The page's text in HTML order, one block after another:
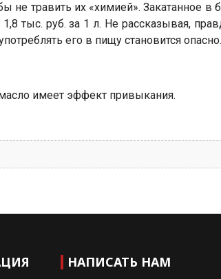
не травить их «химией». Закатанное
тыс. руб. за 1 л. Не рассказывая,
его в пищу становится опасно.
имеет эффект привыкания.
НАПИСАТЬ НАМ